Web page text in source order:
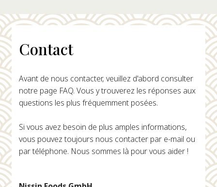
Contact
Avant de nous contacter, veuillez d'abord consulter
notre page FAQ. Vous y trouverez les réponses aux
questions les plus fréquemment posées.
Si vous avez besoin de plus amples informations,
vous pouvez toujours nous contacter par e-mail ou
par téléphone. Nous sommes là pour vous aider !